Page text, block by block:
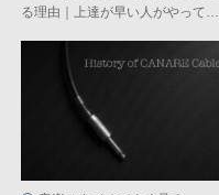
る理由｜上達が早い人がやって…